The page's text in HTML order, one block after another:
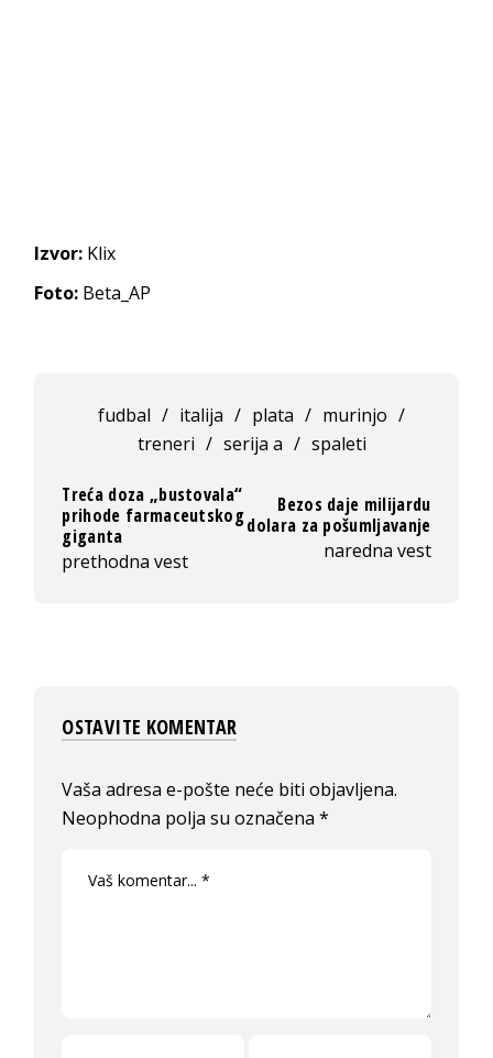
Izvor: Klix
Foto: Beta_AP
fudbal / italija / plata / murinjo /
treneri / serija a / spaleti
Treća doza „bustovala“
prihode farmaceutskog
giganta
prethodna vest
Bezos daje milijardu
dolara za pošumljavanje
naredna vest
OSTAVITE KOMENTAR
Vaša adresa e-pošte neće biti objavljena.
Neophodna polja su označena*